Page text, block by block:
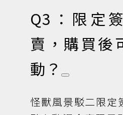
Q3：限定
賣，購買後
動？
怪獸風景駁二限定